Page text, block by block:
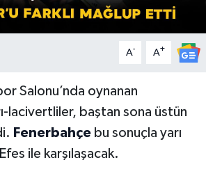
A- A+
Salonu’nda oynanan
lacivertliler, baştan sona üstün
Fenerbahçebu sonuçla yarı
ile karşılaşacak.